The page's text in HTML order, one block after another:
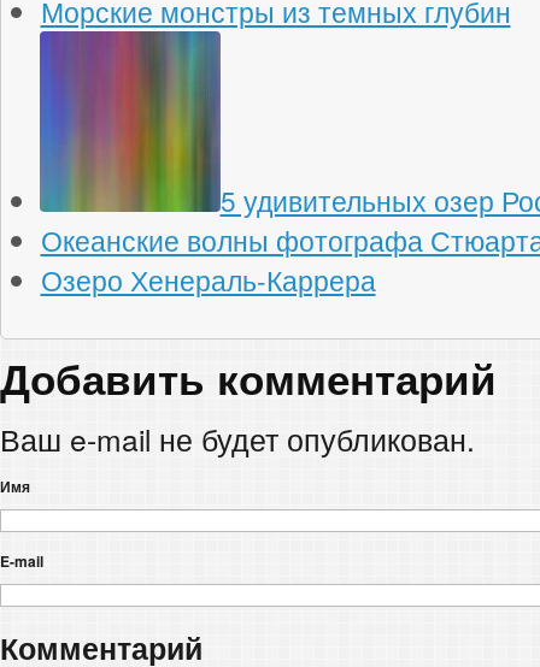
Морские монстры из темных глубин
5 удивительных озер
Океанские волны фотографа
Озеро Хенераль-Каррера
Добавить комментарий
Ваш e-mail не будет опубликован.
Имя
E-mail
Комментарий